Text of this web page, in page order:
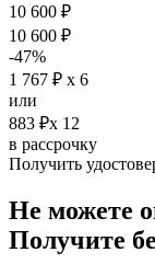
10 600 ₽
10 600 ₽
-47%
1 767 ₽ х 6
или
883 ₽х 12
в рассрочку
Получить
Не можете
Получите